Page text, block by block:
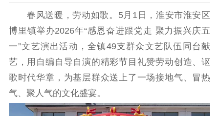
信息公开年度报
告
政策法规
工作动态
理论武装
理论学习 宣传宣讲 研究阐释
春风送暖，劳动如歌。5月1日，淮安市淮安区
博里镇举办2026年“感恩奋进跟党走 聚力振兴庆五
一”文艺演出活动，全镇49支群众文艺队伍同台献
艺，用自编自导自演的精彩节目礼赞劳动创造、讴
歌时代华章，为基层群众送上了一场接地气、冒热
气、聚人气的文化盛宴。